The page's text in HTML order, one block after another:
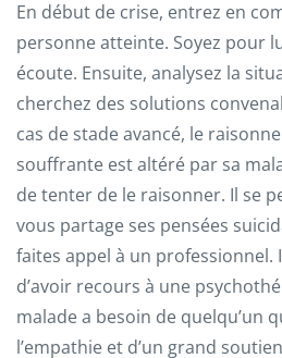
En début de crise, entrez en
personne atteinte. Soyez pour
écoute. Ensuite, analysez la
cherchez des solutions
cas de stade avancé, le
souffrante est altéré par sa
de tenter de le raisonner. Il se
vous partage ses pensées
faites appel à un professionnel.
d’avoir recours à une
malade a besoin de quelqu’un
l’empathie et d’un grand